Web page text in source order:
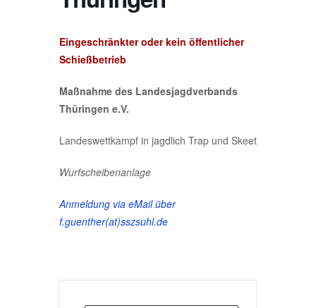
Eingeschränkter oder kein öffentlicher
Schießbetrieb
Maßnahme des Landesjagdverbands
Thüringen e.V.
Landeswettkampf in jagdlich Trap und Skeet
Wurfscheibenanlage
Anmeldung via eMail über
f.guenther(at)sszsuhl.de